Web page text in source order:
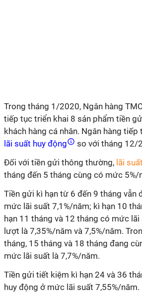
Trong tháng 1/2020, Ngân hàng
tiếp tục triển khai 8 sản phẩm tiền
khách hàng cá nhân. Ngân hàng
lãi suất huy động
so với tháng 12/
Đối với tiền gửi thông thường, lãi
tháng đến 5 tháng cùng có mức 5%/
Tiền gửi kì hạn từ 6 đến 9 tháng vẫn
mức lãi suất 7,1%/năm; kì hạn 10
hạn 11 tháng và 12 tháng có mức
lượt là 7,35%/năm và 7,5%/năm.
tháng, 15 tháng và 18 tháng đang
mức lãi suất là 7,7%/năm.
Tiền gửi tiết kiệm kì hạn 24 và 36
huy động ở mức lãi suất 7,55%/năm.